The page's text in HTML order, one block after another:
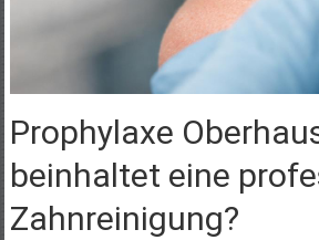
Prophylaxe
beinhaltet eine
Zahnreinigung?